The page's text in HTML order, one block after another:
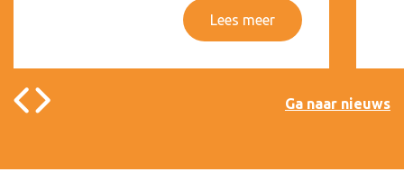
Lees meer
Ga naar nieuws